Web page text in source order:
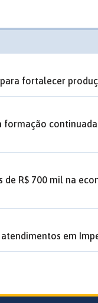
fortalecer
de R$ 700 mil na
em